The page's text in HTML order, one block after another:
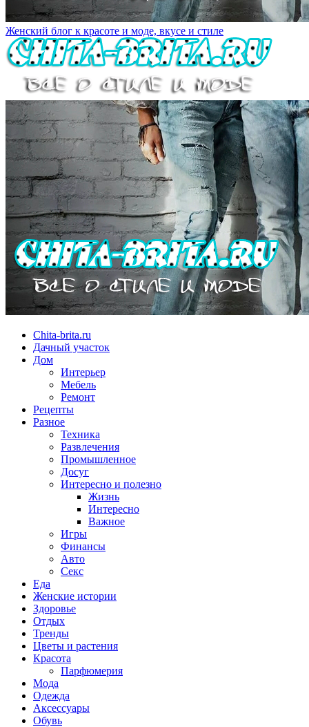
Женский блог к красоте и моде, вкусе и стиле
Chita-brita.ru
Дачный участок
Дом
Интерьер
Мебель
Ремонт
Рецепты
Разное
Техника
Развлечения
Промышленное
Досуг
Интересно и полезно
Жизнь
Интересно
Важное
Игры
Финансы
Авто
Секс
Еда
Женские истории
Здоровье
Отдых
Тренды
Цветы и растения
Красота
Парфюмерия
Мода
Одежда
Аксессуары
Обувь